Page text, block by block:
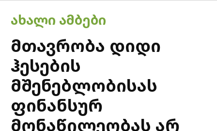
POSTED
IN
ᲐᲮᲐᲚᲘ ᲐᲛᲑᲔᲑᲘ
მთავრობა დიდი
ჰესების
მშენებლობისას
ფინანსურ
მონაწილეობას არ